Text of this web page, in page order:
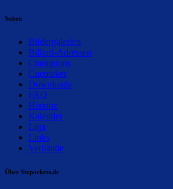
Seiten
Bildergalerien
Billard-Adressen
Champions
Cuemaker
Downloads
FAQ
Historie
Kalender
Liga
Links
Verbände
Über Sixpockets.de